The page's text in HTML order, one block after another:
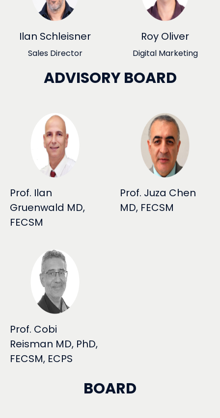
Ilan Schleisner
Sales Director
Roy Oliver
Digital Marketing
ADVISORY BOARD
Prof. Ilan
Gruenwald MD,
FECSM
Prof. Juza Chen
MD, FECSM
Prof. Cobi
Reisman MD, PhD,
FECSM, ECPS
BOARD